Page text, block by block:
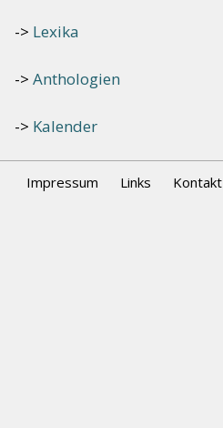
Lexika
Anthologien
Kalender
Impressum Links Kontakt